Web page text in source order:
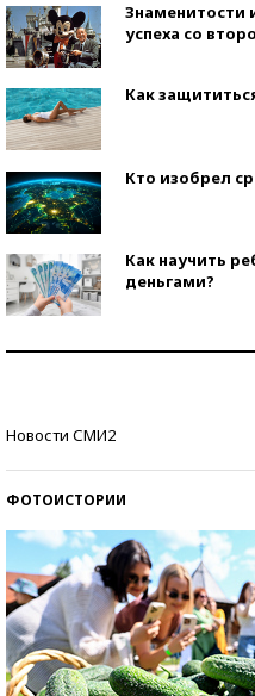
Знаменитости
успеха со
Как
Кто изобрел
Как научить
деньгами?
Новости СМИ2
ФОТОИСТОРИИ